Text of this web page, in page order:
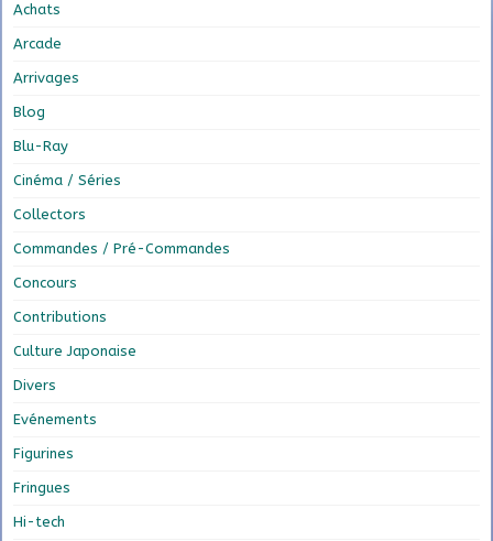
Achats
Arcade
Arrivages
Blog
Blu-Ray
Cinéma / Séries
Collectors
Commandes / Pré-Commandes
Concours
Contributions
Culture Japonaise
Divers
Evénements
Figurines
Fringues
Hi-tech